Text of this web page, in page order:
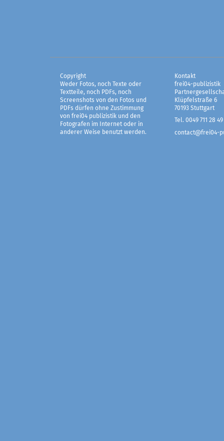
Copyright
Weder Fotos, noch Texte oder
Textteile, noch PDFs, noch
Screenshots von den Fotos und
PDFs dürfen ohne Zustimmung
von frei04 publizistik und den
Fotografen im Internet oder in
anderer Weise benutzt werden.
Kontakt
frei04-publizistik
Klüpfelstraße 6
70193 Stuttgart
Tel. 0049 711 28 49
contact@frei04-